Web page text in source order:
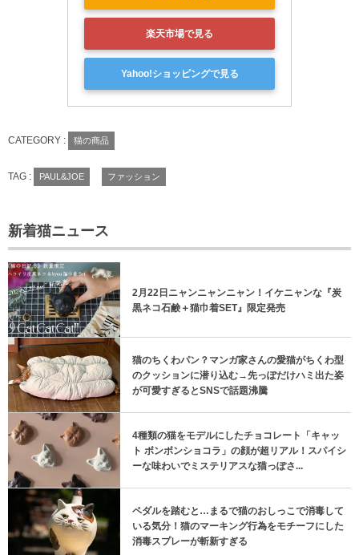
楽天市場で見る
Yahoo!ショッピングで見る
CATEGORY : 猫の商品
TAG : PAUL&JOE ファッション
新着猫ニュース
2月22日ニャンニャンニャン！イケニャンな『炭
黒ネコ石鹸＋猫巾着SET』限定発売
猫のちくわパン？マンガ家さんの愛猫がちくわ型
のクッションに潜り込む→先っぽだけハミ出た姿
が可愛すぎるとSNSで話題沸騰
4種類の猫をモデルにしたチョコレート「キャッ
ト ボンボンショコラ」の顔が超リアル！スパイシ
ーな味わいでミステリアスな猫っぽさ...
ペダルを踏むと…まるで猫のおしっこで消毒して
いる気分！猫のマーキング行為をモチーフにした
消毒スプレーが斬新すぎる